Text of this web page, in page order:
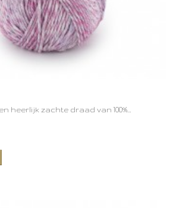
heerlijk zachte draad van 100%…